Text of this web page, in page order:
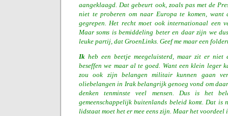
aangeklaagd. Dat gebeurt ook, zoals pas met de
niet te proberen om naar Europa te komen,
gegrepen. Het recht moet ook internationaal een
Maar soms is bemiddeling beter en daar zijn we
leuke partij, dat GroenLinks. Geef me maar een
Ik heb een beetje meegeluisterd, maar zit er niet
beseffen we maar al te goed. Want een klein leger
zou ook zijn belangen militair kunnen gaan
oliebelangen in Irak belangrijk genoeg vond om
denken tenminste veel mensen. Dus is het
gemeenschappelijk buitenlands beleid komt. Dat is
lidstaat moet het er mee eens zijn. Maar het voordeel